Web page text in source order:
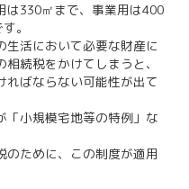
は330㎡まで、事業用は400
。
生活において必要な財産に
続税をかけてしまうと、
ればならない可能性が出て
「小規模宅地等の特例」な
のために、この制度が適用